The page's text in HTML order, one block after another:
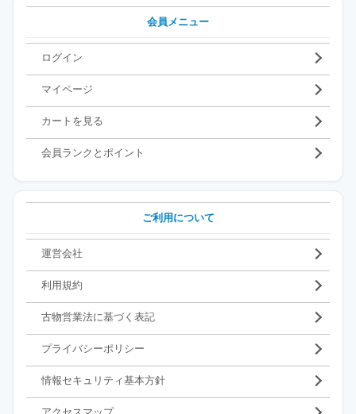
会員メニュー
ログイン
マイページ
カートを見る
会員ランクとポイント
ご利用について
運営会社
利用規約
古物営業法に基づく表記
プライバシーポリシー
情報セキュリティ基本方針